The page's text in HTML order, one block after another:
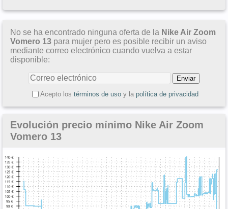
No se ha encontrado ninguna oferta de la Nike Air Zoom
Vomero 13 para mujer pero es posible recibir un aviso
mediante correo electrónico cuando vuelva a estar
disponible:
Acepto los términos de usoy la política de privacidad
Evolución precio mínimo Nike Air Zoom
Vomero 13